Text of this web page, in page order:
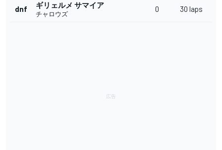
dnf ギリェルメ サマイア
チャロウズ
0 30 laps